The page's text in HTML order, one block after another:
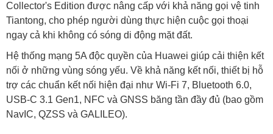
Collector's Edition được nâng cấp với khả năng gọi vệ tinh
Tiantong, cho phép người dùng thực hiện cuộc gọi thoại
ngay cả khi không có sóng di động mặt đất.
Hệ thống mạng 5A độc quyền của Huawei giúp cải thiện kết
nối ở những vùng sóng yếu. Về khả năng kết nối, thiết bị hỗ
trợ các chuẩn kết nối hiện đại như Wi-Fi 7, Bluetooth 6.0,
USB-C 3.1 Gen1, NFC và GNSS băng tần đầy đủ (bao gồm
NavIC, QZSS và GALILEO).